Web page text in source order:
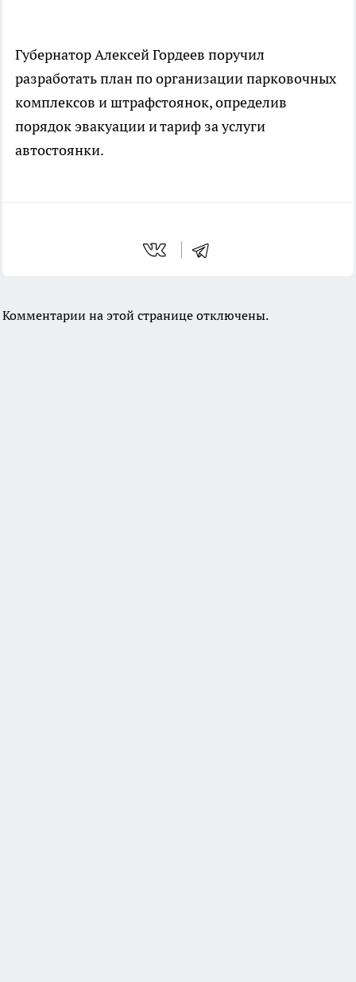
Губернатор Алексей Гордеев поручил
разработать план по организации парковочных
комплексов и штрафстоянок, определив
порядок эвакуации и тариф за услуги
автостоянки.
Комментарии на этой странице отключены.